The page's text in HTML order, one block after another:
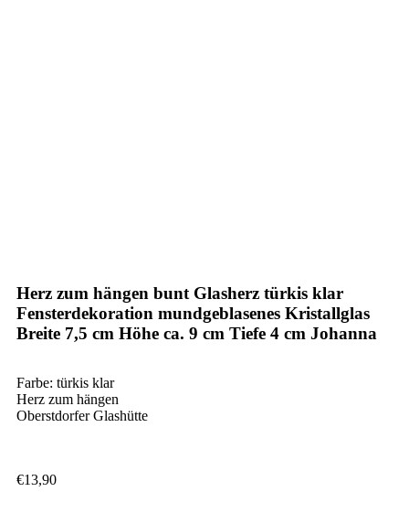
Herz zum hängen bunt Glasherz türkis klar
Fensterdekoration mundgeblasenes Kristallglas
Breite 7,5 cm Höhe ca. 9 cm Tiefe 4 cm Johanna
Farbe: türkis klar
Herz zum hängen
Oberstdorfer Glashütte
€13,90